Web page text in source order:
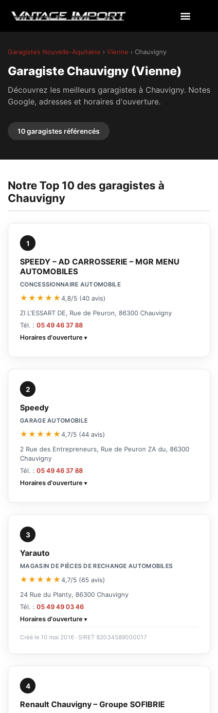
Garagistes Nouvelle-Aquitaine › Vienne › Chauvigny
Garagiste Chauvigny (Vienne)
Découvrez les meilleurs garagistes à Chauvigny. Notes
Google, adresses et horaires d'ouverture.
10 garagistes référencés
Notre Top 10 des garagistes à
Chauvigny
1
SPEEDY – AD CARROSSERIE – MGR MENU
AUTOMOBILES
CONCESSIONNAIRE AUTOMOBILE
★★★★★4,8/5 (40 avis)
ZI L'ESSART DE, Rue de Peuron, 86300 Chauvigny
Tél. : 05 49 46 37 88
Horaires d'ouverture
2
Speedy
GARAGE AUTOMOBILE
★★★★★4,7/5 (44 avis)
2 Rue des Entrepreneurs, Rue de Peuron ZA du, 86300
Chauvigny
Tél. : 05 49 46 37 88
Horaires d'ouverture
3
Yarauto
MAGASIN DE PIÈCES DE RECHANGE AUTOMOBILES
★★★★★4,7/5 (65 avis)
24 Rue du Planty, 86300 Chauvigny
Tél. : 05 49 49 03 46
Horaires d'ouverture
Créé le 10 mai 2016 · SIRET 82034589000017
4
Renault Chauvigny – Groupe SOFIBRIE